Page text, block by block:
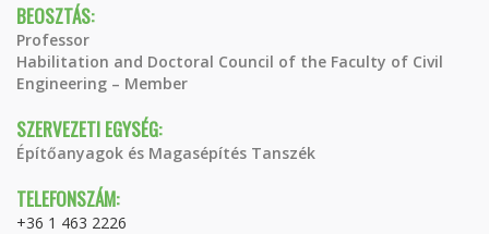
BEOSZTÁS:
Professor
Habilitation and Doctoral Council of the Faculty of Civil
Engineering – Member
SZERVEZETI EGYSÉG:
Építőanyagok és Magasépítés Tanszék
TELEFONSZÁM:
+36 1 463 2226